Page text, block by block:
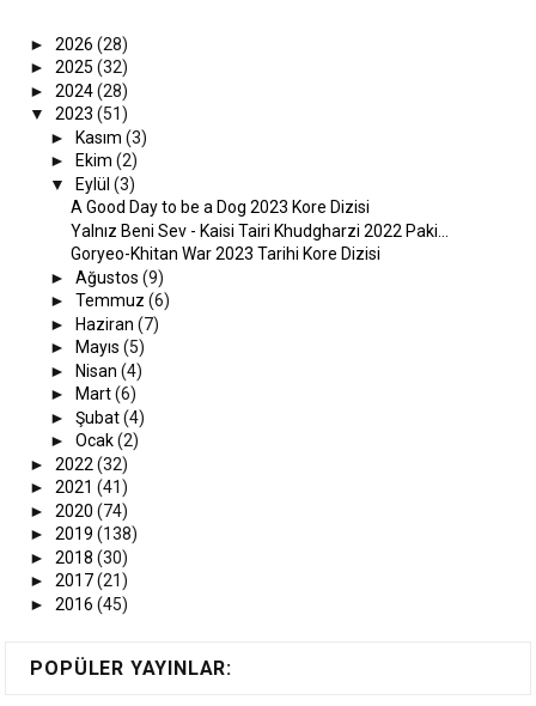
►2026(28)
►2025(32)
►2024(28)
▼2023(51)
►Kasım(3)
►
Ekim(2)
▼Eylül(3)
A Good Day to be a Dog 2023 Kore Dizisi
Yalnız Beni Sev - Kaisi Tairi Khudgharzi 2022 Paki...
Goryeo-Khitan War 2023 Tarihi Kore Dizisi
►Ağustos(9)
►Temmuz(6)
►Haziran(7)
►
Mayıs(5)
►Nisan(4)
►
Mart(6)
►Şubat(4)
►Ocak(2)
►2022(32)
►2021(41)
►2020(74)
►2019(138)
►2018(30)
►2017(21)
►2016(45)
POPÜLER YAYINLAR: